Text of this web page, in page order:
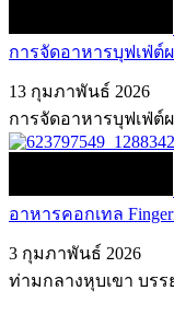
การจัดอาหารบุฟเฟ่ต์
13 กุมภาพันธ์ 2026
การจัดอาหารบุฟเฟ่ต์
อาหารคอกเทล
3 กุมภาพันธ์ 2026
ท่ามกลางหุบเขา บรร